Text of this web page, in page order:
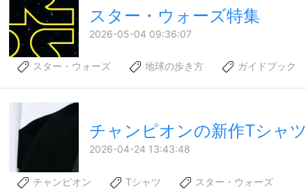
スター・ウォーズ特集
2026-05-04 09:36:07
スター・ウォーズ 地球の歩き方 ガイドブック
チャンピオンの新作Tシャツ
2026-04-24 13:43:48
チャンピオン Tシャツ スター・ウォーズ